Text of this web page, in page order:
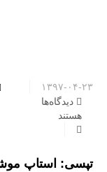
۱۳۹۷-۰۴-۲۳
دیدگاه‌هابرای تپسی:
هستند
تپسی: استاپ موشن